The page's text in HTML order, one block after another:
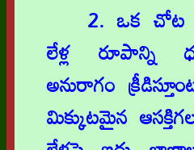
2. ఒక చోట
లేళ్ల రూపాన్ని
అనురాగం
మిక్కుటమైన